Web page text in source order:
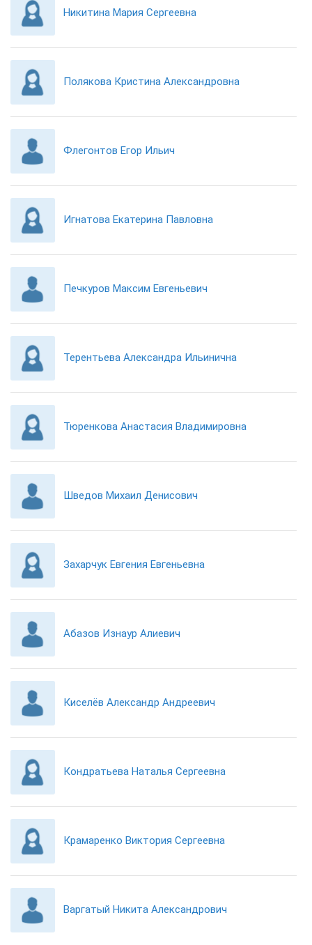
Никитина Мария Сергеевна
Полякова Кристина Александровна
Флегонтов Егор Ильич
Игнатова Екатерина Павловна
Печкуров Максим Евгеньевич
Терентьева Александра Ильинична
Тюренкова Анастасия Владимировна
Шведов Михаил Денисович
Захарчук Евгения Евгеньевна
Абазов Изнаур Алиевич
Киселёв Александр Андреевич
Кондратьева Наталья Сергеевна
Крамаренко Виктория Сергеевна
Варгатый Никита Александрович